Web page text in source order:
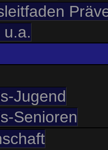
Jugend
Senioren